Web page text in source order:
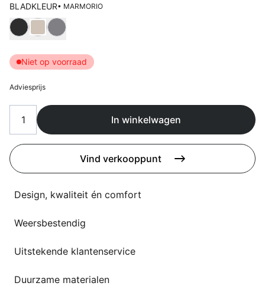
Overig
Flagship stores
3D modellen
Support
Nieuws
Events
Werken bij
Over ons
Taalkeuze
BLADKLEUR• MARMORIO
Kies Bladkleur
Niet op voorraad
Adviesprijs
In winkelwagen
Vind verkooppunt
Design, kwaliteit én comfort
Weersbestendig
Uitstekende klantenservice
Duurzame materialen